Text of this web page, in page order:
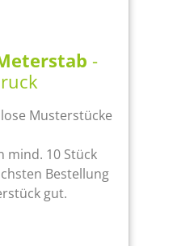
-
Musterstücke
mind. 10 Stück
Bestellung
gut.